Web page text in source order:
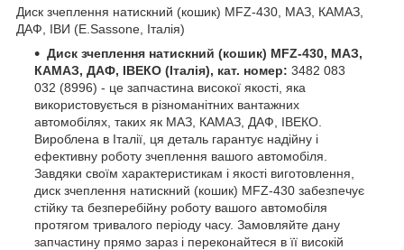
Диск зчеплення натискний (кошик) MFZ-430, МАЗ, КАМАЗ,
ДАФ, ІВИ (E.Sassone, Італія)
Диск зчеплення натискний (кошик) MFZ-430, МАЗ,
КАМАЗ, ДАФ, ІВЕКО (Італія), кат. номер: 3482 083
032 (8996) - це запчастина високої якості, яка
використовується в різноманітних вантажних
автомобілях, таких як МАЗ, КАМАЗ, ДАФ, ІВЕКО.
Вироблена в Італії, ця деталь гарантує надійну і
ефективну роботу зчеплення вашого автомобіля.
Завдяки своїм характеристикам і якості виготовлення,
диск зчеплення натискний (кошик) MFZ-430 забезпечує
стійку та безперебійну роботу вашого автомобіля
протягом тривалого періоду часу. Замовляйте дану
запчастину прямо зараз і переконайтеся в її високій